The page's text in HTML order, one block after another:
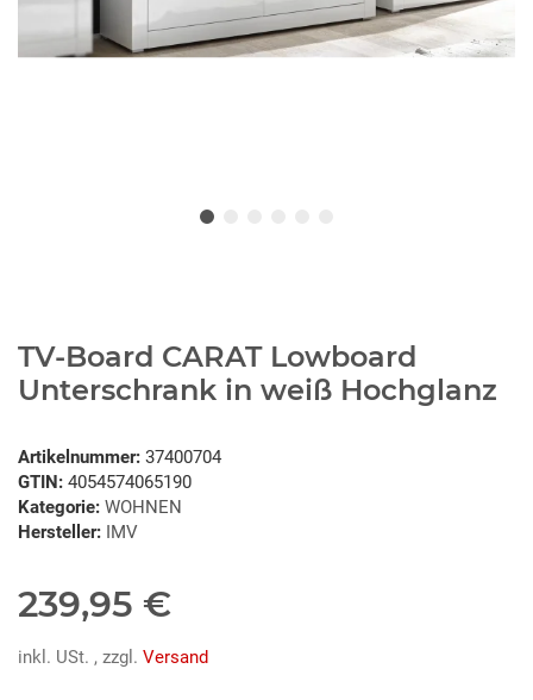
TV-Board CARAT Lowboard
Unterschrank in weiß Hochglanz
Artikelnummer: 37400704
GTIN: 4054574065190
Kategorie: WOHNEN
Hersteller: IMV
239,95 €
inkl. USt. , zzgl. Versand